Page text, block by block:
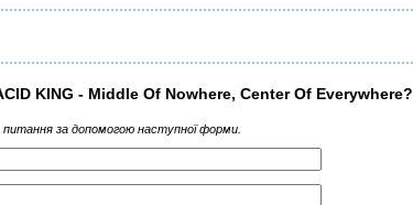
KING - Middle Of Nowhere, Center Of Everywhere?
за допомогою наступної форми.